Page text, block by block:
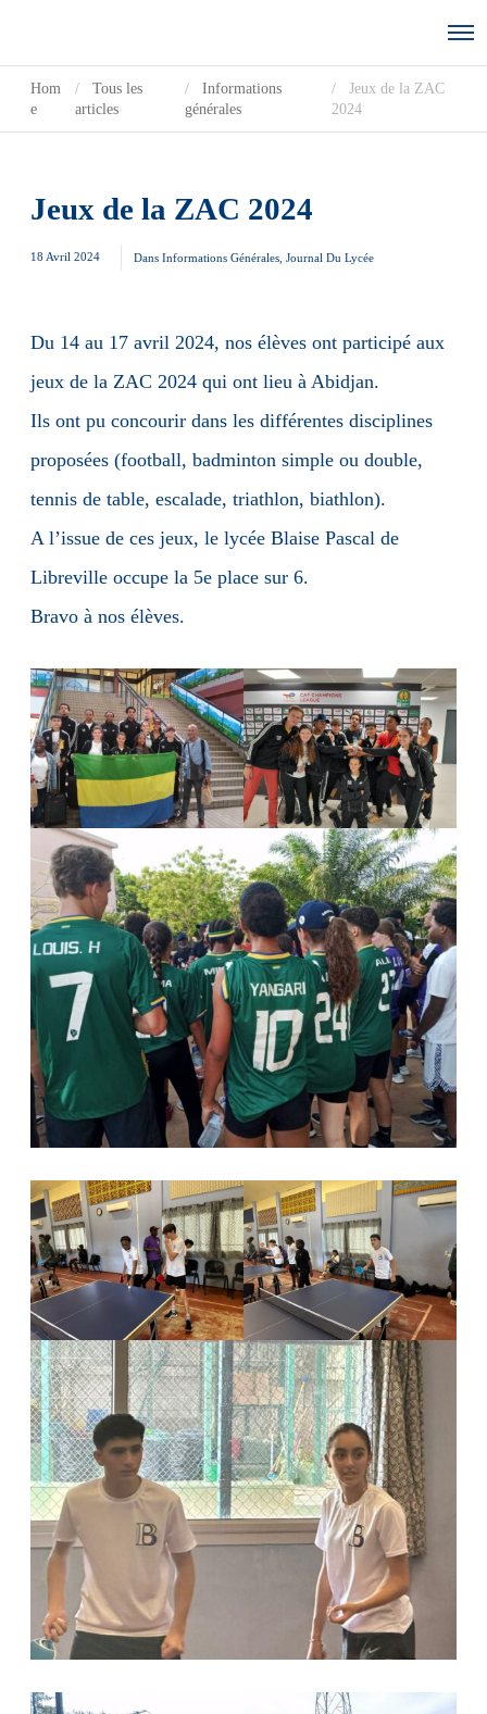
Hom
e
Tous les
articles
Informations
générales
Jeux de la ZAC
2024
Jeux de la ZAC 2024
18 Avril 2024 Dans Informations Générales Journal Du Lycée
Du 14 au 17 avril 2024, nos élèves ont participé aux
jeux de la ZAC 2024 qui ont lieu à Abidjan.
Ils ont pu concourir dans les différentes disciplines
proposées (football, badminton simple ou double,
tennis de table, escalade, triathlon, biathlon).
A l’issue de ces jeux, le lycée Blaise Pascal de
Libreville occupe la 5e place sur 6.
Bravo à nos élèves.